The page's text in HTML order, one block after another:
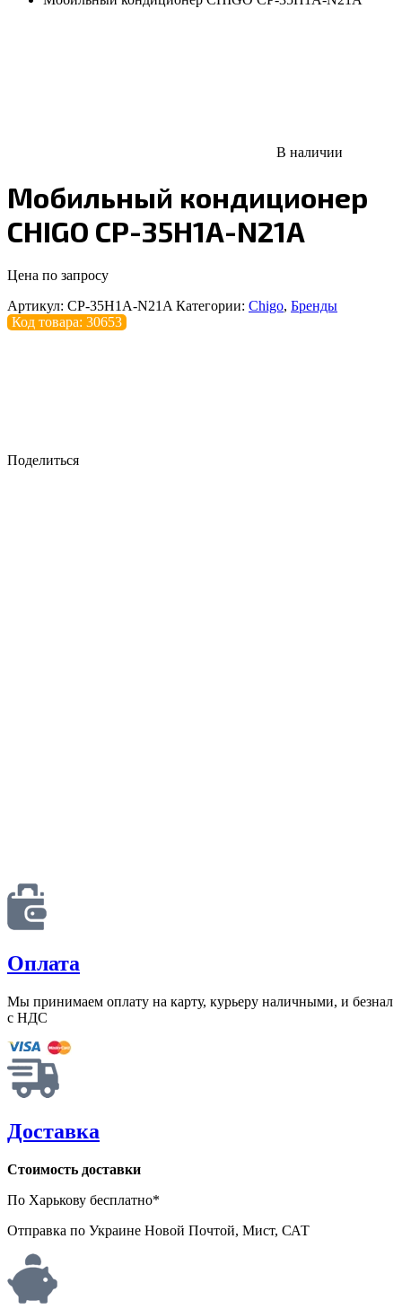
В наличии
Мобильный кондиционер
CHIGO CP-35H1A-N21A
Цена по запросу
Артикул: CP-35H1A-N21A Категории: Chigo, Бренды
Код товара: 30653
Поделиться
Оплата
Мы принимаем оплату на карту, курьеру наличными, и безнал
с НДС
Доставка
Стоимость доставки
По Харькову бесплатно*
Отправка по Украине Новой Почтой, Мист, САТ